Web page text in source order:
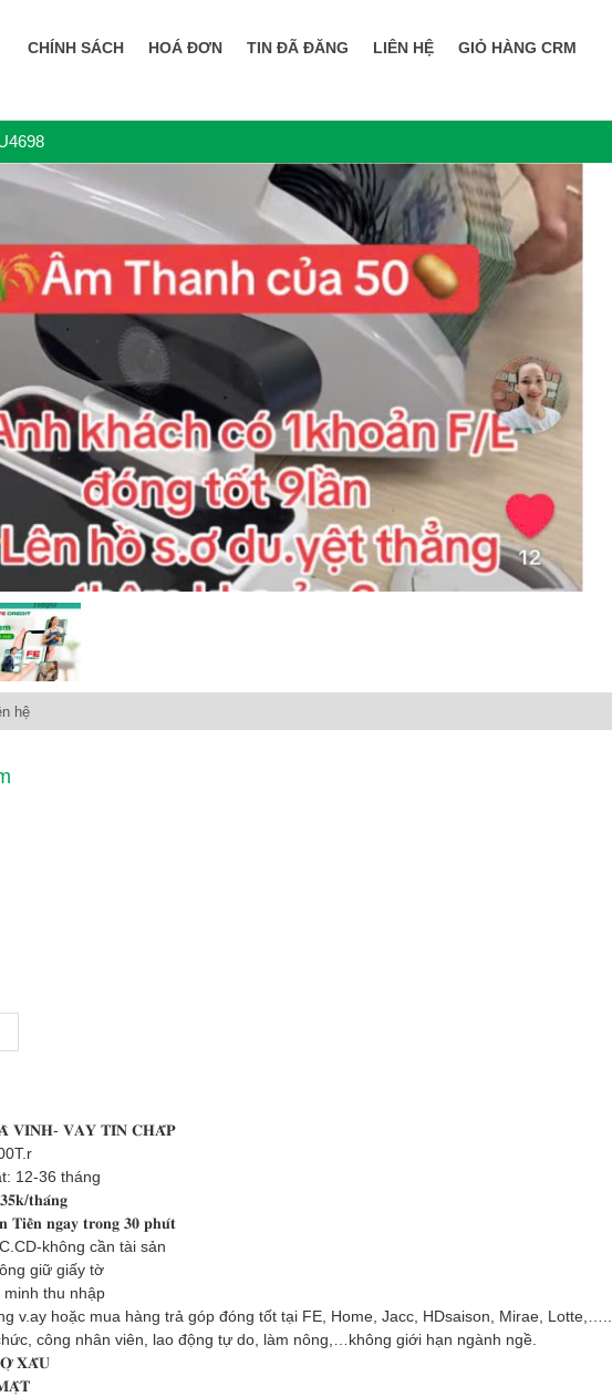
CHÍNH SÁCH HOÁ ĐƠN TIN ĐÃ ĐĂNG LIÊN HỆ GIỎ HÀNG CRM
hệ
𝐕𝐈𝐍𝐇- 𝐕𝐀𝐘 𝐓𝐈́𝐍 𝐂𝐇𝐀̂́𝐏
12-36 tháng
𝐭𝐡𝐚́𝐧𝐠
𝐓𝐢𝐞̂̀𝐧 𝐧𝐠𝐚𝐲 𝐭𝐫𝐨𝐧𝐠 𝟑𝟎 𝐩𝐡𝐮́𝐭
không cần tài sản
giữ giấy tờ
thu nhập
v.ay hoặc mua hàng trả góp đóng tốt tại FE, Home, Jacc, HDsaison, Mirae, Lotte,…..
công nhân viên, lao động tự do, làm nông,…không giới hạn ngành ngề.
𝐗𝐀̂́𝐔